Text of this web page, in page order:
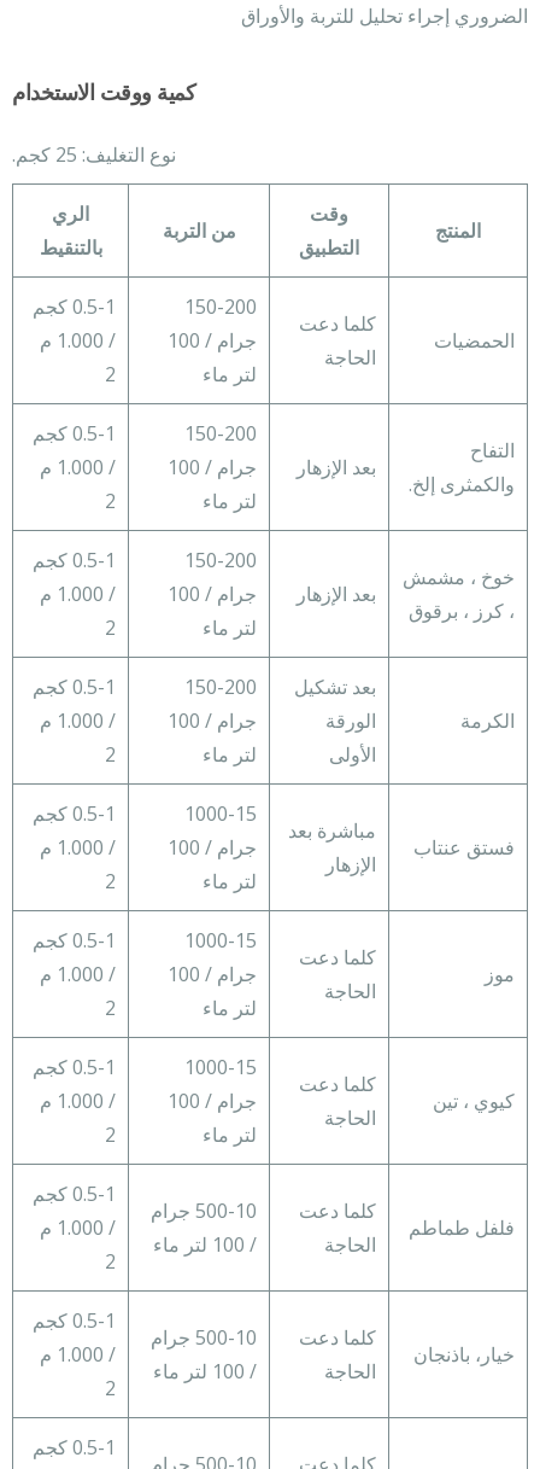
الضروري إجراء تحليل للتربة والأوراق
كمية ووقت الاستخدام
نوع التغليف: 25 كجم.
المنتج
وقت
التطبيق
من التربة
الري
بالتنقيط
الحمضيات
كلما دعت
الحاجة
150-200
جرام / 100
لتر ماء
0.5-1 كجم
/ 1.000 م
2
التفاح
والكمثرى إلخ.
بعد الإزهار
150-200
جرام / 100
لتر ماء
0.5-1 كجم
/ 1.000 م
2
خوخ ، مشمش
، كرز ، برقوق
بعد الإزهار
150-200
جرام / 100
لتر ماء
0.5-1 كجم
/ 1.000 م
2
الكرمة
بعد تشكيل
الورقة
الأولى
150-200
جرام / 100
لتر ماء
0.5-1 كجم
/ 1.000 م
2
فستق عنتاب
مباشرة بعد
الإزهار
1000-15
جرام / 100
لتر ماء
0.5-1 كجم
/ 1.000 م
2
موز
كلما دعت
الحاجة
1000-15
جرام / 100
لتر ماء
0.5-1 كجم
/ 1.000 م
2
كيوي ، تين
كلما دعت
الحاجة
1000-15
جرام / 100
لتر ماء
0.5-1 كجم
/ 1.000 م
2
فلفل طماطم
كلما دعت
الحاجة
500-10 جرام
/ 100 لتر ماء
0.5-1 كجم
/ 1.000 م
2
خيار، باذنجان
كلما دعت
الحاجة
500-10 جرام
/ 100 لتر ماء
0.5-1 كجم
/ 1.000 م
2
كلما دعت
500-10 جرام
0.5-1 كجم